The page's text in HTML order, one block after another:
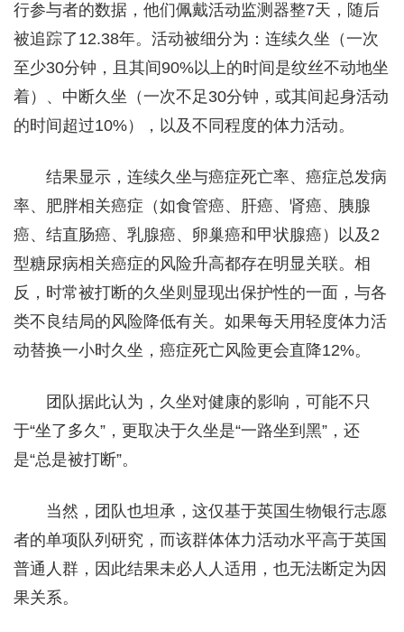
行参与者的数据，他们佩戴活动监测器整7天，随后
被追踪了12.38年。活动被细分为：连续久坐（一次
至少30分钟，且其间90%以上的时间是纹丝不动地坐
着）、中断久坐（一次不足30分钟，或其间起身活动
的时间超过10%），以及不同程度的体力活动。
结果显示，连续久坐与癌症死亡率、癌症总发病
率、肥胖相关癌症（如食管癌、肝癌、肾癌、胰腺
癌、结直肠癌、乳腺癌、卵巢癌和甲状腺癌）以及2
型糖尿病相关癌症的风险升高都存在明显关联。相
反，时常被打断的久坐则显现出保护性的一面，与各
类不良结局的风险降低有关。如果每天用轻度体力活
动替换一小时久坐，癌症死亡风险更会直降12%。
团队据此认为，久坐对健康的影响，可能不只
于“坐了多久”，更取决于久坐是“一路坐到黑”，还
是“总是被打断”。
当然，团队也坦承，这仅基于英国生物银行志愿
者的单项队列研究，而该群体体力活动水平高于英国
普通人群，因此结果未必人人适用，也无法断定为因
果关系。